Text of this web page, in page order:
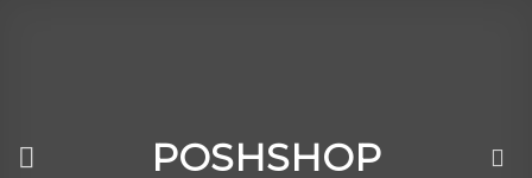
POSHSHOP